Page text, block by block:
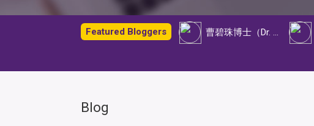
Featured Bloggers 曹碧珠博士（Dr. Pinky Tso）
Blog